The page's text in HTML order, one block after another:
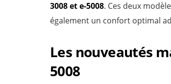
3008 et e-5008. Ces deux
également un confort optimal
Les nouveautés
5008